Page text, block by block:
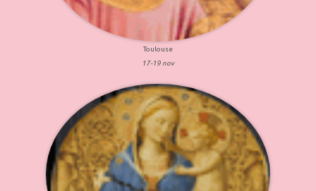
Toulouse
17-19 nov